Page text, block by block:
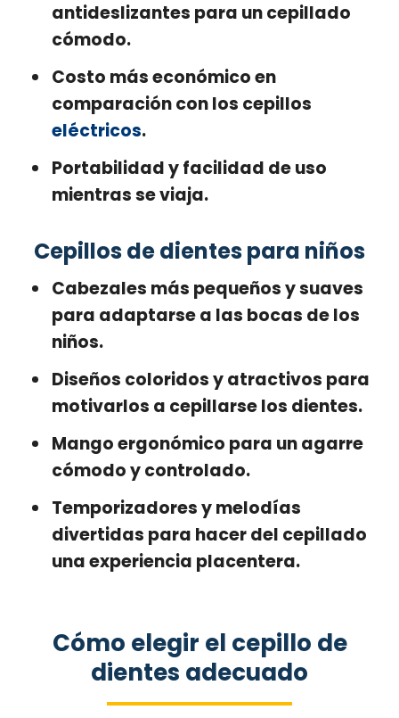
antideslizantes para un cepillado
cómodo.
Costo más económico en
comparación con los cepillos
eléctricos.
Portabilidad y facilidad de uso
mientras se viaja.
Cepillos de dientes para niños
Cabezales más pequeños y suaves
para adaptarse a las bocas de los
niños.
Diseños coloridos y atractivos para
motivarlos a cepillarse los dientes.
Mango ergonómico para un agarre
cómodo y controlado.
Temporizadores y melodías
divertidas para hacer del cepillado
una experiencia placentera.
Cómo elegir el cepillo de
dientes adecuado